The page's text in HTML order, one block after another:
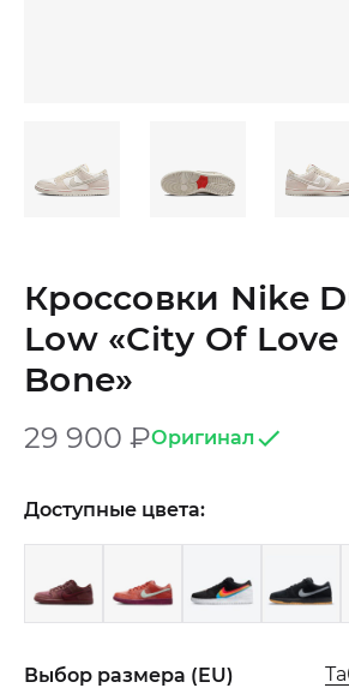
Кроссовки Nike
Low «City Of
Bone»
29 900 ₽Оригинал
Доступные цвета:
Выбор размера (EU)